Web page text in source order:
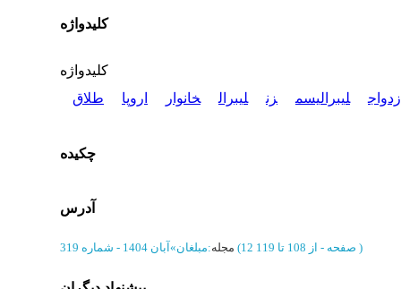
کلیدواژه
کلیدواژه
لیبرالیسم زن لیبرال خانوار اروپا طلاق
چکیده
آدرس
مجله:مبلغان» آبان 1404 - شماره 319 (‎12 صفحه - )